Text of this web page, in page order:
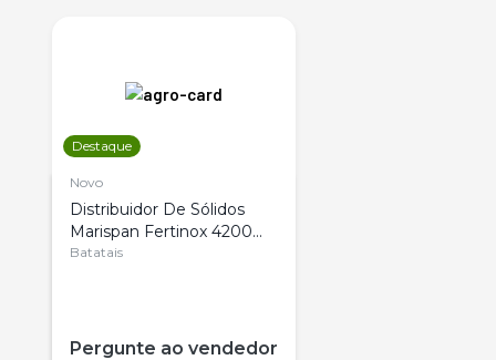
Destaque
Novo
Distribuidor De Sólidos
Marispan Fertinox 4200
Citrus
Batatais
Pergunte ao vendedor